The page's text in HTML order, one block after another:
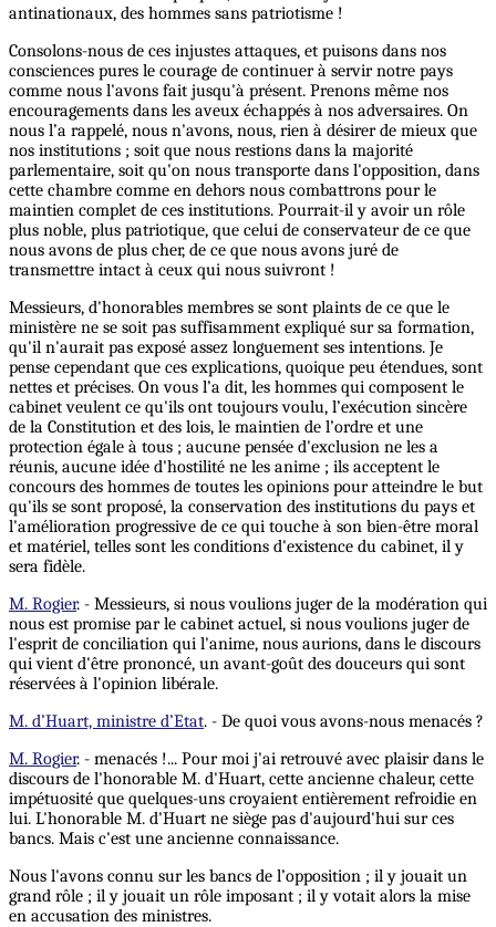
antinationaux, des hommes sans patriotisme !
Consolons-nous de ces injustes attaques, et puisons dans nos
consciences pures le courage de continuer à servir notre pays
comme nous l'avons fait jusqu'à présent. Prenons même nos
encouragements dans les aveux échappés à nos adversaires. On
nous l’a rappelé, nous n'avons, nous, rien à désirer de mieux que
nos institutions ; soit que nous restions dans la majorité
parlementaire, soit qu'on nous transporte dans l'opposition, dans
cette chambre comme en dehors nous combattrons pour le
maintien complet de ces institutions. Pourrait-il y avoir un rôle
plus noble, plus patriotique, que celui de conservateur de ce que
nous avons de plus cher, de ce que nous avons juré de
transmettre intact à ceux qui nous suivront !
Messieurs, d'honorables membres se sont plaints de ce que le
ministère ne se soit pas suffisamment expliqué sur sa formation,
qu'il n'aurait pas exposé assez longuement ses intentions. Je
pense cependant que ces explications, quoique peu étendues, sont
nettes et précises. On vous l’a dit, les hommes qui composent le
cabinet veulent ce qu'ils ont toujours voulu, l’exécution sincère
de la Constitution et des lois, le maintien de l’ordre et une
protection égale à tous ; aucune pensée d'exclusion ne les a
réunis, aucune idée d'hostilité ne les anime ; ils acceptent le
concours des hommes de toutes les opinions pour atteindre le but
qu'ils se sont proposé, la conservation des institutions du pays et
l'amélioration progressive de ce qui touche à son bien-être moral
et matériel, telles sont les conditions d'existence du cabinet, il y
sera fidèle.
M. Rogier. - Messieurs, si nous voulions juger de la modération qui
nous est promise par le cabinet actuel, si nous voulions juger de
l'esprit de conciliation qui l'anime, nous aurions, dans le discours
qui vient d'être prononcé, un avant-goût des douceurs qui sont
réservées à l'opinion libérale.
M. d’Huart, ministre d’Etat. - De quoi vous avons-nous menacés ?
M. Rogier. - menacés !... Pour moi j'ai retrouvé avec plaisir dans le
discours de l'honorable M. d'Huart, cette ancienne chaleur, cette
impétuosité que quelques-uns croyaient entièrement refroidie en
lui. L'honorable M. d'Huart ne siège pas d'aujourd'hui sur ces
bancs. Mais c'est une ancienne connaissance.
Nous l'avons connu sur les bancs de l’opposition ; il y jouait un
grand rôle ; il y jouait un rôle imposant ; il y votait alors la mise
en accusation des ministres.